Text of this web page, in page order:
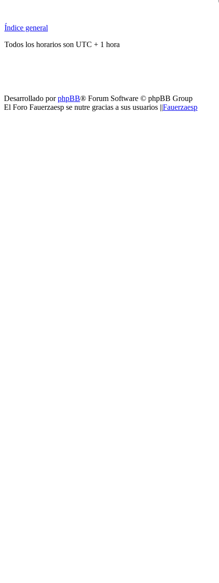
Índice general
Todos los horarios son UTC + 1 hora
Desarrollado porphpBB® Forum Software © phpBB Group
El Foro Fauerzaesp se nutre gracias a sus usuarios ||Fauerzaesp